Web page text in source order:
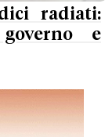
radiati:
e